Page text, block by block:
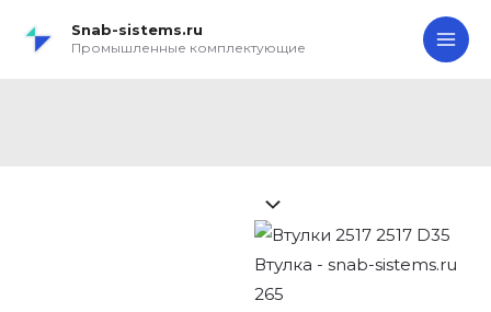
Snab-sistems.ru
Промышленные комплектующие
D35